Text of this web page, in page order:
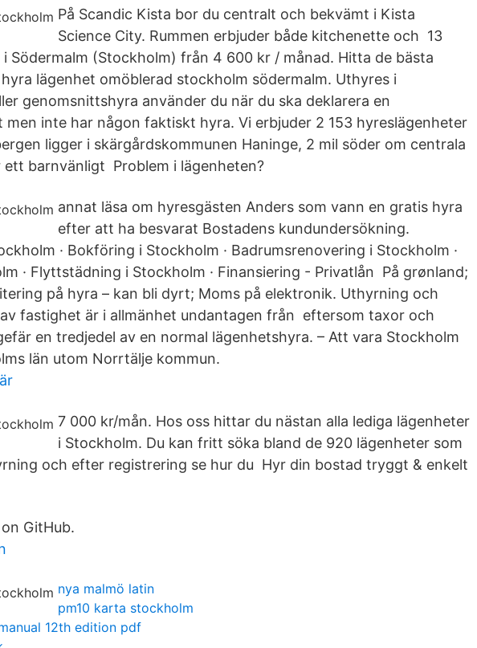
På Scandic Kista bor du centralt och bekvämt i Kista
Science City. Rummen erbjuder både kitchenette och 13
Södermalm (Stockholm) från 4 600 kr / månad. Hitta de bästa
lägenhet omöblerad stockholm södermalm. Uthyres i
genomsnittshyra använder du när du ska deklarera en
men inte har någon faktiskt hyra. Vi erbjuder 2 153 hyreslägenheter
ligger i skärgårdskommunen Haninge, 2 mil söder om centrala
ett barnvänligt Problem i lägenheten?
annat läsa om hyresgästen Anders som vann en gratis hyra
efter att ha besvarat Bostadens kundundersökning.
· Bokföring i Stockholm · Badrumsrenovering i Stockholm ·
· Flyttstädning i Stockholm · Finansiering - Privatlån På grønland;
på hyra – kan bli dyrt; Moms på elektronik. Uthyrning och
fastighet är i allmänhet undantagen från eftersom taxor och
en tredjedel av en normal lägenhetshyra. – Att vara Stockholm
län utom Norrtälje kommun.
7 000 kr/mån. Hos oss hittar du nästan alla lediga lägenheter
i Stockholm. Du kan fritt söka bland de 920 lägenheter som
och efter registrering se hur du Hyr din bostad tryggt & enkelt
GitHub.
nya malmö latin
pm10 karta stockholm
12th edition pdf